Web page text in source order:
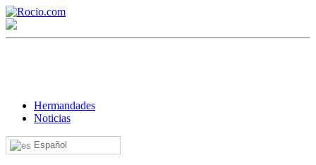
Hermandades
Noticias
Español
¡Bienvenido! Soy el asistente virtual de rocio.com.